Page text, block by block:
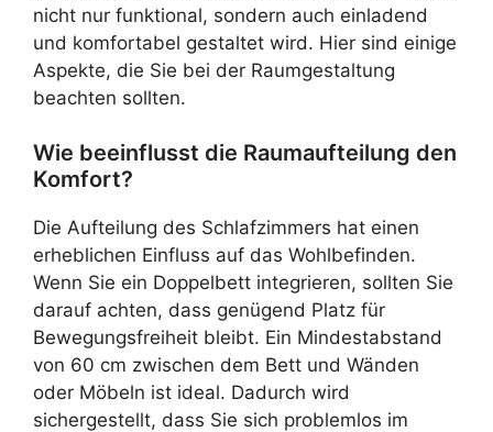
nicht nur funktional, sondern auch einladend
und komfortabel gestaltet wird. Hier sind einige
Aspekte, die Sie bei der Raumgestaltung
beachten sollten.
Wie beeinflusst die Raumaufteilung den
Komfort?
Die Aufteilung des Schlafzimmers hat einen
erheblichen Einfluss auf das Wohlbefinden.
Wenn Sie ein Doppelbett integrieren, sollten Sie
darauf achten, dass genügend Platz für
Bewegungsfreiheit bleibt. Ein Mindestabstand
von 60 cm zwischen dem Bett und Wänden
oder Möbeln ist ideal. Dadurch wird
sichergestellt, dass Sie sich problemlos im